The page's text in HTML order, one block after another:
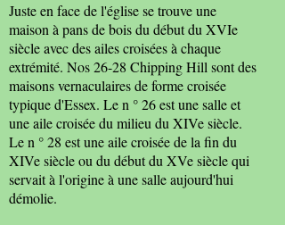
Juste en face de l'église se trouve une
maison à pans de bois du début du XVIe
siècle avec des ailes croisées à chaque
extrémité. Nos 26-28 Chipping Hill sont des
maisons vernaculaires de forme croisée
typique d'Essex. Le n ° 26 est une salle et
une aile croisée du milieu du XIVe siècle.
Le n ° 28 est une aile croisée de la fin du
XIVe siècle ou du début du XVe siècle qui
servait à l'origine à une salle aujourd'hui
démolie.